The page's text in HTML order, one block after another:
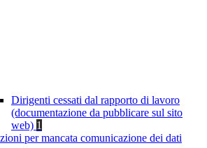
Dirigenti cessati dal rapporto di lavoro
(documentazione da pubblicare sul sito
web) 1
per mancata comunicazione dei dati